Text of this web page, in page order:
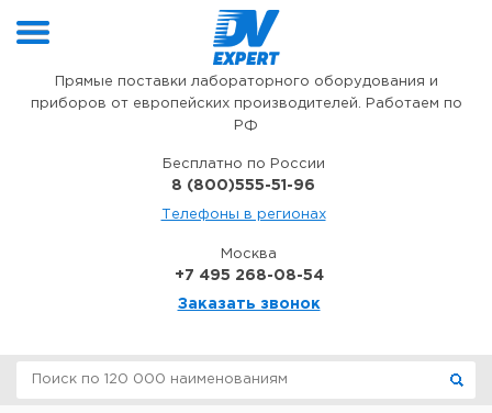
Прямые поставки лабораторного оборудования и
приборов от европейских производителей. Работаем по
РФ
Бесплатно по России
8 (800)555-51-96
Телефоны в регионах
Москва
+7 495 268-08-54
Заказать звонок